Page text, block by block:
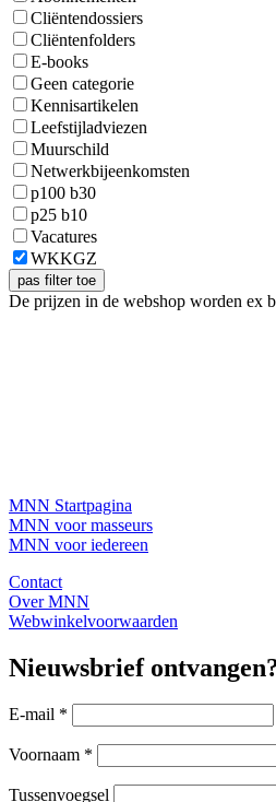
Cliëntendossiers
Cliëntenfolders
E-books
Geen categorie
Kennisartikelen
Leefstijladviezen
Muurschild
Netwerkbijeenkomsten
p100 b30
p25 b10
Vacatures
WKKGZ
De prijzen in de webshop worden ex
MNN Startpagina
MNN voor masseurs
MNN voor iedereen
Contact
Over MNN
Webwinkelvoorwaarden
Nieuwsbrief
E-mail *
Voornaam *
Tussenvoegsel